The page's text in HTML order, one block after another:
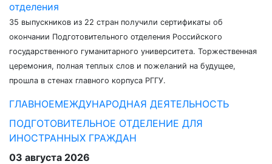
отделения
35 выпускников из 22 стран получили сертификаты об
окончании Подготовительного отделения Российского
государственного гуманитарного университета. Торжественная
церемония, полная теплых слов и пожеланий на будущее,
прошла в стенах главного корпуса РГГУ.
ГЛАВНОЕМЕЖДУНАРОДНАЯ ДЕЯТЕЛЬНОСТЬ
ПОДГОТОВИТЕЛЬНОЕ ОТДЕЛЕНИЕ ДЛЯ
ИНОСТРАННЫХ ГРАЖДАН
03 августа 2026